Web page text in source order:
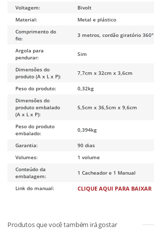
Voltagem:
Bivolt
Material:
Metal e plástico
Comprimento do
fio:
3 metros, cordão giratório 360°
Argola para
pendurar:
Sim
Dimensões do
produto (A x L x P):
7,7cm x 32cm x 3,6cm
Peso do produto:
0,32kg
Dimensões do
produto embalado
(A x L x P):
5,5cm x 36,5cm x 9,6cm
Peso do produto
embalado:
0,394kg
Garantia:
90 dias
Volumes:
1 volume
Conteúdo da
embalagem:
1 Cacheador e 1 Manual
Link do manual: CLIQUE AQUI PARA BAIXAR